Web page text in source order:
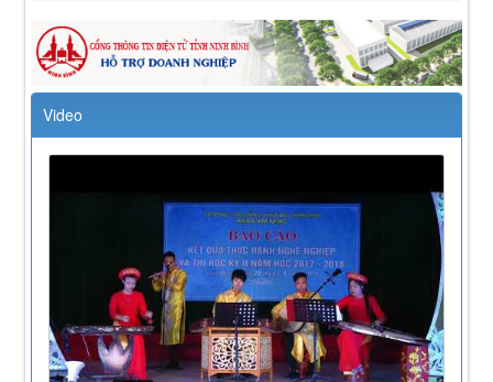
Video